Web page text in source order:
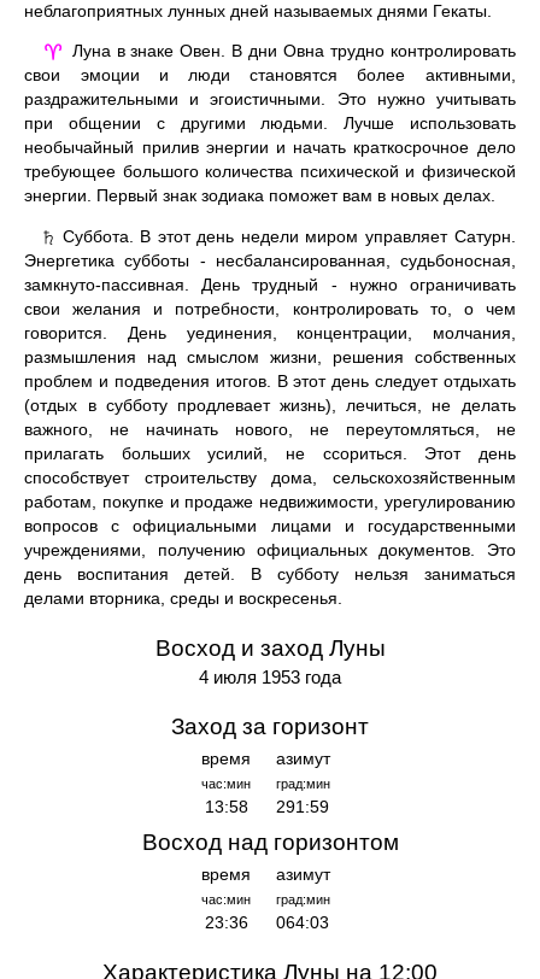
неблагоприятных лунных дней называемых днями Гекаты.
♈
Луна в знаке Овен. В дни Овна трудно контролировать
свои эмоции и люди становятся более активными,
раздражительными и эгоистичными. Это нужно учитывать
при общении с другими людьми. Лучше использовать
необычайный прилив энергии и начать краткосрочное дело
требующее большого количества психической и физической
энергии. Первый знак зодиака поможет вам в новых делах.
♄ Суббота. В этот день недели миром управляет Сатурн.
Энергетика субботы - несбалансированная, судьбоносная,
замкнуто-пассивная. День трудный - нужно ограничивать
свои желания и потребности, контролировать то, о чем
говорится. День уединения, концентрации, молчания,
размышления над смыслом жизни, решения собственных
проблем и подведения итогов. В этот день следует отдыхать
(отдых в субботу продлевает жизнь), лечиться, не делать
важного, не начинать нового, не переутомляться, не
прилагать больших усилий, не ссориться. Этот день
способствует строительству дома, сельскохозяйственным
работам, покупке и продаже недвижимости, урегулированию
вопросов с официальными лицами и государственными
учреждениями, получению официальных документов. Это
день воспитания детей. В субботу нельзя заниматься
делами вторника, среды и воскресенья.
Восход и заход Луны
4 июля 1953 года
Заход за горизонт
время
час:мин
13:58
азимут
град:мин
291:59
Восход над горизонтом
время
час:мин
23:36
азимут
град:мин
064:03
Характеристика Луны на 12:00